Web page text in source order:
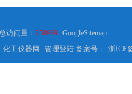
访问量： 250989
GoogleSitemap
化工仪器网 管理登陆备案号： 浙ICP